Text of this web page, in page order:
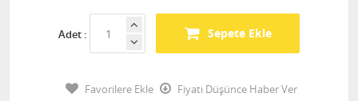
Adet : Sepete Ekle
Favorilere Ekle
Fiyatı Düşünce Haber Ver